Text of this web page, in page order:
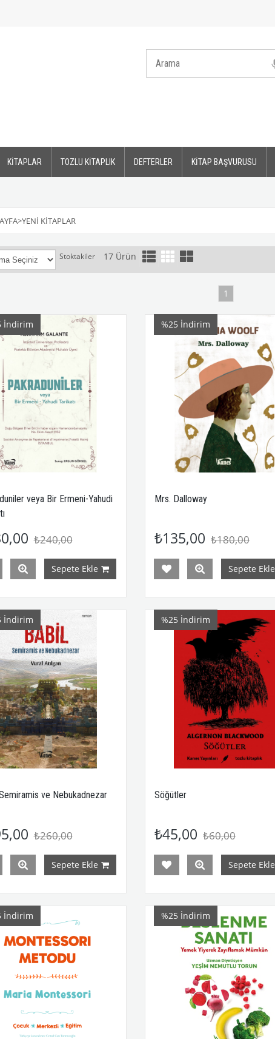
KİTAPLAR TOZLU KİTAPLIK DEFTERLER KİTAP BAŞVURUSU
>YENI KITAPLAR
Stoktakiler 17 Ürün
1
veya Bir Ermeni-Yahudi
₺240,00
Sepete Ekle
İndirim
Mrs. Dalloway
₺135,00 ₺180,00
Sepete Ekle
%25 İndirim
ve Nebukadnezar
₺260,00
Sepete Ekle
İndirim
Söğütler
₺45,00 ₺60,00
Sepete Ekle
%25 İndirim
İndirim %25 İndirim